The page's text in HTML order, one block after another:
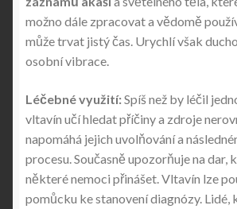
možno dále zpracovat a vědomě
může trvat jistý čas. Urychlí však
osobní vibrace.
Léčebné využití:Spíš než by léčil
vltavín učí hledat příčiny a zdroje
napomáhá jejich uvolňování a
procesu. Současně upozorňuje na dar,
některé nemoci přinášet. Vltavín lze
pomůcku ke stanovení diagnózy. Lidé,